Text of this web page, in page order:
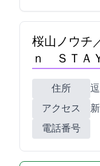
桜山ノウチ
ｎ ＳＴＡ
住所
逗
アクセス
電話番号